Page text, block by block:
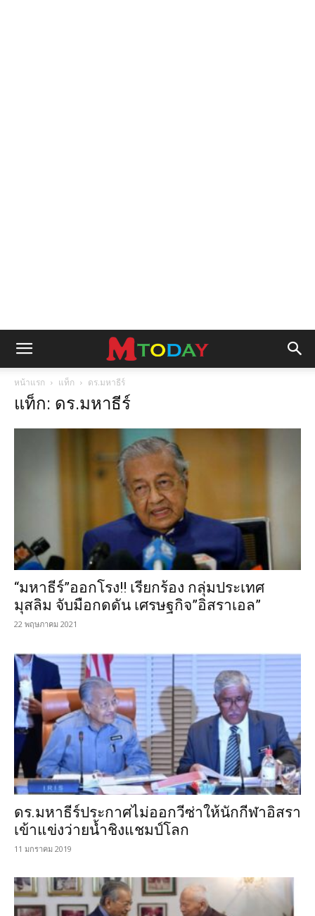
หน้าแรก แท็ก ดร.มหาธีร์
แท็ก: ดร.มหาธีร์
“มหาธีร์”ออกโรง!! เรียกร้อง กลุ่มประเทศ
มุสลิม จับมือกดดัน เศรษฐกิจ”อิสราเอล”
22 พฤษภาคม 2021
ดร.มหาธีร์ประกาศไม่ออกวีซ่าให้นักกีฬาอิสรา
เข้าแข่งว่ายน้ำชิงแชมป์โลก
11 มกราคม 2019